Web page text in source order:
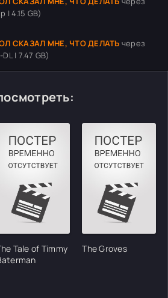
| 4.15 GB)
СКАЗАЛ МНЕ, ЧТО ДЕЛАТЬ через
| 7.47 GB)
Tale of Timmy
The Groves